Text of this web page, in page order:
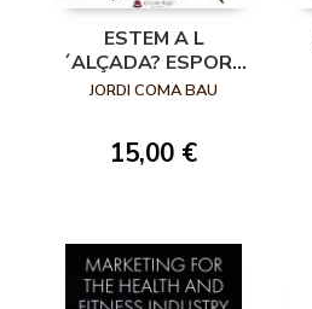
ESTEM A L
´ALÇADA? ESPORT
BASE:
METODOLÓGICA
JORDI COMA BAU
15,00 €